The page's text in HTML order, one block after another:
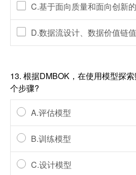
C.基于面向质量和面向创新
D.数据流设计、数据价值链值
13. 根据DMBOK，在使用模型探
个步骤?
A.评估模型
B.训练模型
C.设计模型